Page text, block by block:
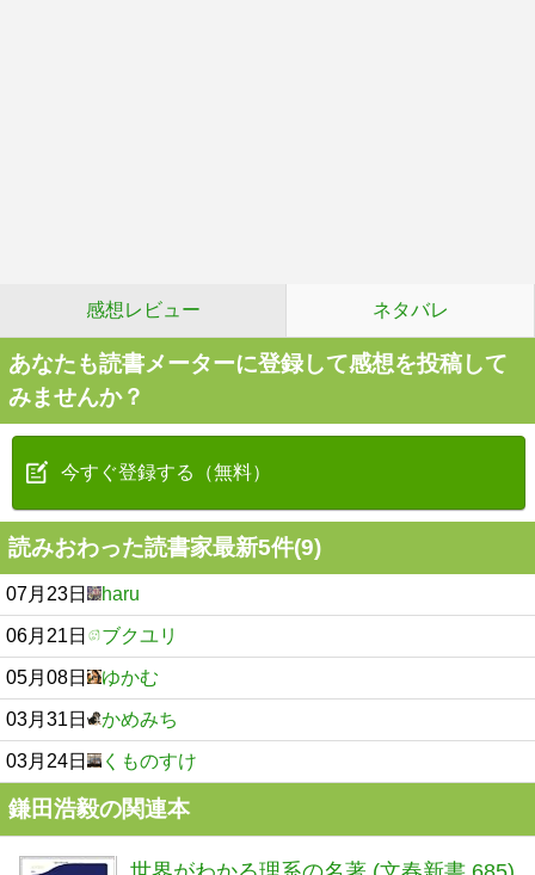
感想レビュー ネタバレ
あなたも読書メーターに登録して感想を投稿して
みませんか？
今すぐ登録する（無料）
読みおわった読書家最新5件(9)
07月23日 haru
06月21日 ブクユリ
05月08日 ゆかむ
03月31日 かめみち
03月24日 くものすけ
鎌田浩毅の関連本